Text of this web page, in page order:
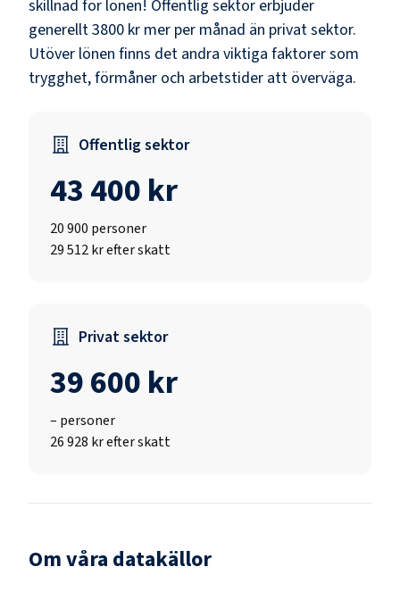
skillnad för lönen! Offentlig sektor erbjuder
generellt 3800 kr mer per månad än privat sektor.
Utöver lönen finns det andra viktiga faktorer som
trygghet, förmåner och arbetstider att överväga.
Offentlig sektor
43 400 kr
20 900 personer
29 512 kr efter skatt
Privat sektor
39 600 kr
– personer
26 928 kr efter skatt
Om våra datakällor